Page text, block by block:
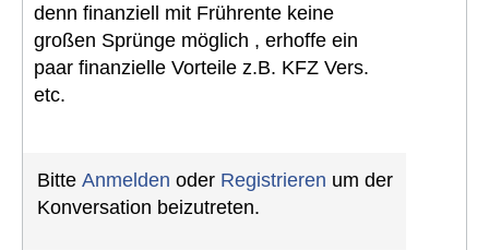
denn finanziell mit Frührente keine
großen Sprünge möglich , erhoffe ein
paar finanzielle Vorteile z.B. KFZ Vers.
etc.
Bitte Anmelden oder Registrieren um der
Konversation beizutreten.